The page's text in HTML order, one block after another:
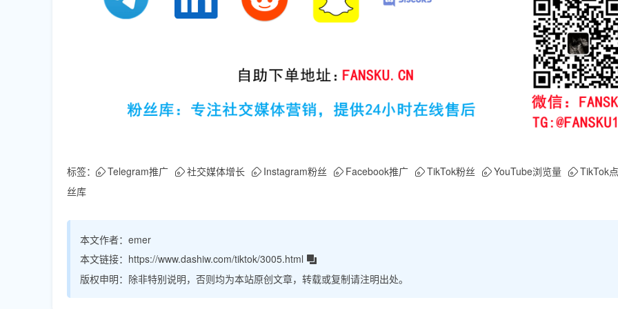
标签： Telegram推广 社交媒体增长 Instagram粉丝 Facebook推广 TikTok粉丝 YouTube浏览量
TikTok
丝库
本文作者： emer
本文链接： https://www.dashiw.com/tiktok/3005.html
版权申明： 除非特别说明，否则均为本站原创文章，转载或复制请注明出处。